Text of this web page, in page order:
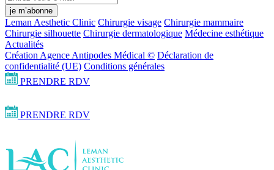
je m’abonne
Leman Aesthetic Clinic Chirurgie visage Chirurgie mammaire
Chirurgie silhouette Chirurgie dermatologique Médecine esthétique
Actualités
Création Agence Antipodes Médical © Déclaration de
confidentialité (UE) Conditions générales
PRENDRE RDV
PRENDRE RDV